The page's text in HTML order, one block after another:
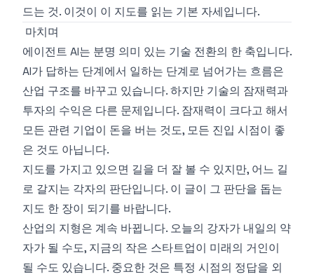
드는 것. 이것이 이 지도를 읽는 기본 자세입니다.
마치며
에이전트 AI는 분명 의미 있는 기술 전환의 한 축입니다.
AI가 답하는 단계에서 일하는 단계로 넘어가는 흐름은
산업 구조를 바꾸고 있습니다. 하지만 기술의 잠재력과
투자의 수익은 다른 문제입니다. 잠재력이 크다고 해서
모든 관련 기업이 돈을 버는 것도, 모든 진입 시점이 좋
은 것도 아닙니다.
지도를 가지고 있으면 길을 더 잘 볼 수 있지만, 어느 길
로 갈지는 각자의 판단입니다. 이 글이 그 판단을 돕는
지도 한 장이 되기를 바랍니다.
산업의 지형은 계속 바뀝니다. 오늘의 강자가 내일의 약
자가 될 수도, 지금의 작은 스타트업이 미래의 거인이
될 수도 있습니다. 중요한 것은 특정 시점의 정답을 외